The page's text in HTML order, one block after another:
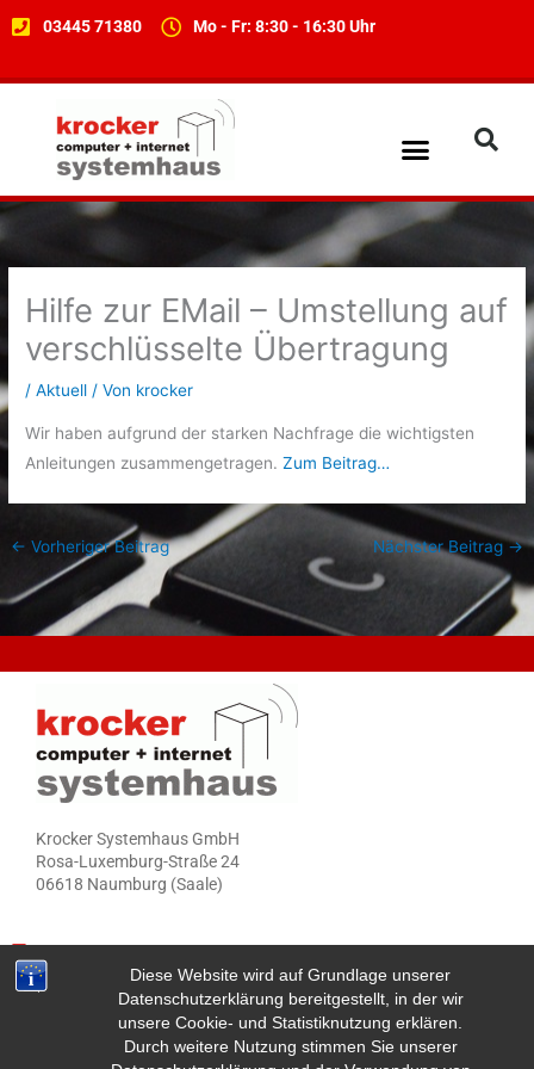
Diese Website wird auf Grundlage unserer
Datenschutzerklärung bereitgestellt, in der wir
unsere Cookie- und Statistiknutzung erklären.
Durch weitere Nutzung stimmen Sie unserer
03445 71380 Mo - Fr: 8:30 - 16:30 Uhr
Menü
Hilfe zur EMail – Umstellung auf
verschlüsselte Übertragung
/Aktuell / Von krocker
Wir haben aufgrund der starken Nachfrage die wichtigsten
Anleitungen zusammengetragen.Zum Beitrag…
← Vorheriger Beitrag Nächster Beitrag→
Krocker Systemhaus GmbH
Rosa-Luxemburg-Straße 24
06618 Naumburg (Saale)
Fax: 03445 713840
Mail: info@krocker-systemhaus.de